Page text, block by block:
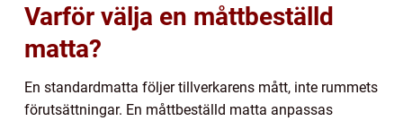
Varför välja en måttbeställd
matta?
En standardmatta följer tillverkarens mått, inte rummets
förutsättningar. En måttbeställd matta anpassas